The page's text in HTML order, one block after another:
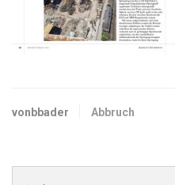
vonbbader Abbruch